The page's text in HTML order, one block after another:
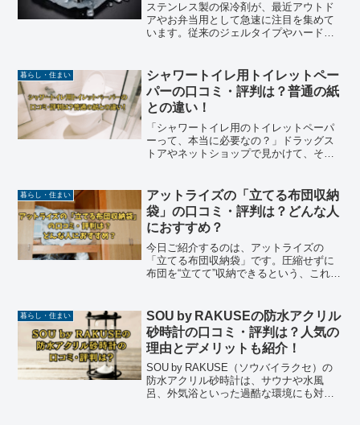
ステンレス製の保冷剤が、最近アウトド
アやお弁当用として急速に注目を集めて
います。従来のジェルタイプやハードタ
でしょうか。この記事では、ステンレス
製保冷剤のデメリットとメリ...
暮らし・住まい
シャワートイレ用トイレットペー
パーの口コミ・評判は？普通の紙
との違い！
「シャワートイレ用のトイレットペーパ
ーって、本当に必要なの？」ドラッグス
トアやネットショップで見かけて、そう
（いわゆるウォシュレット）を使う家庭
が増え、シャワートイレ用...
暮らし・住まい
アットライズの「立てる布団収納
袋」の口コミ・評判は？どんな人
におすすめ？
今日ご紹介するのは、アットライズの
「立てる布団収納袋」です。圧縮せずに
布団を“立てて”収納できるという、これま
る布団収納袋」の特徴実際に購入した人
の口コミ・評判メリット...
暮らし・住まい
SOU by RAKUSEの防水アクリル
砂時計の口コミ・評判は？人気の
理由とデメリットも紹介！
SOU by RAKUSE（ソウバイラクセ）の
防水アクリル砂時計は、サウナや水風
呂、外気浴といった過酷な環境にも対応